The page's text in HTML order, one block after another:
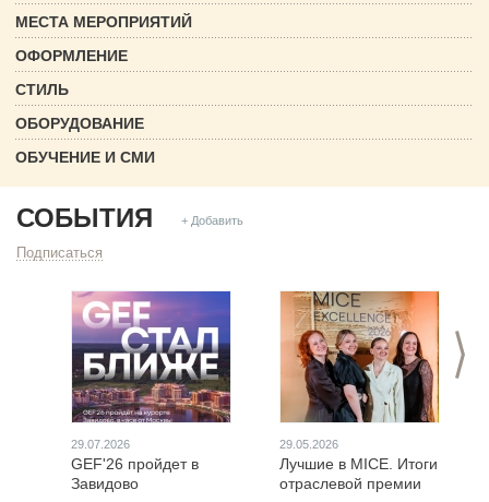
МЕСТА МЕРОПРИЯТИЙ
ОФОРМЛЕНИЕ
СТИЛЬ
ОБОРУДОВАНИЕ
ОБУЧЕНИЕ И СМИ
СОБЫТИЯ + Добавить
Подписаться
>
29.07.2026
GEF'26 пройдет в
Завидово
29.05.2026
Лучшие в MICE. Итоги
отраслевой премии